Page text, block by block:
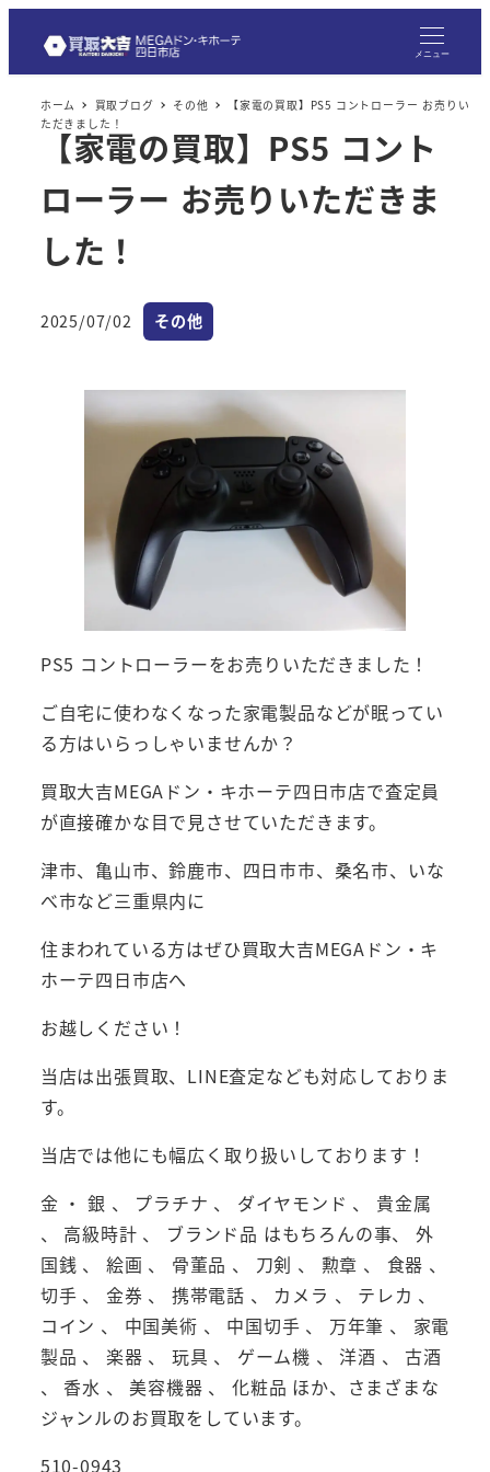
メニュー
ホーム 買取ブログ その他
【家電の買取】PS5 コントローラー お売りい
ただきました！
【家電の買取】PS5 コント
ローラー お売りいただきま
した！
投稿日
2025/07/02 カテゴリー
その他
PS5 コントローラーをお売りいただきました！
ご自宅に使わなくなった家電製品などが眠ってい
る方はいらっしゃいませんか？
買取大吉MEGAドン・キホーテ四日市店で査定員
が直接確かな目で見させていただきます。
津市、亀山市、鈴鹿市、四日市市、桑名市、いな
べ市など三重県内に
住まわれている方はぜひ買取大吉MEGAドン・キ
ホーテ四日市店へ
お越しください！
当店は出張買取、LINE査定なども対応しておりま
す。
当店では他にも幅広く取り扱いしております！
金 ・ 銀 、 プラチナ 、 ダイヤモンド 、 貴金属
、 高級時計 、 ブランド品 はもちろんの事、 外
国銭 、 絵画 、 骨董品 、 刀剣 、 勲章 、 食器 、
切手 、 金券 、 携帯電話 、 カメラ 、 テレカ 、
コイン 、 中国美術 、 中国切手 、 万年筆 、 家電
製品 、 楽器 、 玩具 、 ゲーム機 、 洋酒 、 古酒
、 香水 、 美容機器 、 化粧品 ほか、さまざまな
ジャンルのお買取をしています。
510-0943